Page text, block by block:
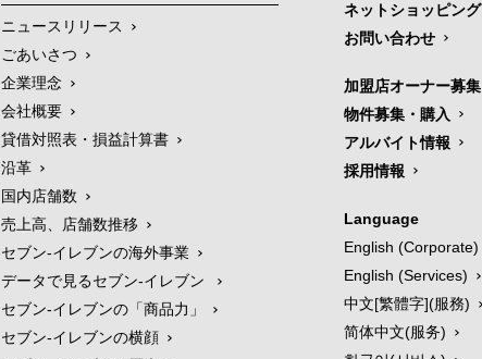
ニュースリリース
ごあいさつ
企業理念
会社概要
貸借対照表・損益計算書
沿革
国内店舗数
売上高、店舗数推移
セブン‐イレブンの海外事業
データで見るセブン‐イレブン
セブン‐イレブンの「商品力」
セブン-イレブンの横顔
ネットショッピング
お問い合わせ
加盟店オーナー募集
物件募集・購入
アルバイト情報
採用情報
Language
English (Corporate)
English (Services)
中文[繁體字](服務)
简体中文(服务)